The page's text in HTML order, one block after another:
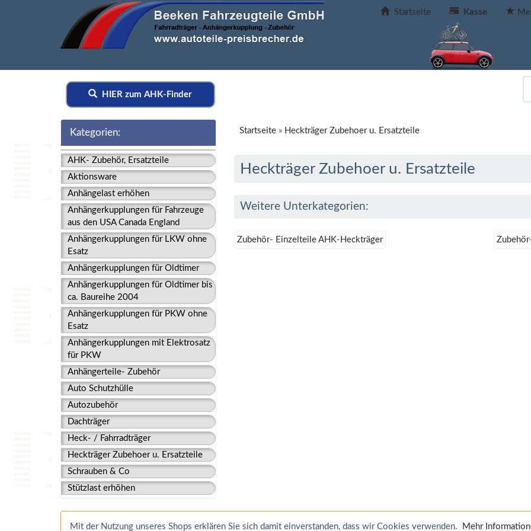
Startseite Kasse
HIER zum AHK-Finder
Kategorien:
AHK- Zubehör, Ersatzteile
Aktionsware
Anhängelast erhöhen
Anhängerkupplungen für Fahrzeuge
aus den USA Canada England
Anhängerkupplungen für LKW ohne
Esatz
Anhängerkupplungen für Oldtimer
Anhängerkupplungen für Oldtimer bis
ca. Baureihe 2004
Anhängerkupplungen für PKW ohne
Esatz
Anhängerkupplungen mit Elektrosatz
für PKW
Anhängerteile- Zubehör
Auto Schutzhülle
Autozubehör
Dachträger
Heck- / Fahrradträger
Heckträger Zubehoer u. Ersatzteile
Schrauben & Co
Stützlast erhöhen
Startseite» Heckträger Zubehoer u. Ersatzteile
Heckträger Zubehoer u. Ersatzteile
Weitere Unterkategorien:
Zubehör- Einzelteile AHK-Heckträger
Mit der Nutzung unseres Shops erklären Sie sich damit einverstanden, dass wir Cookies verwenden. Mehr